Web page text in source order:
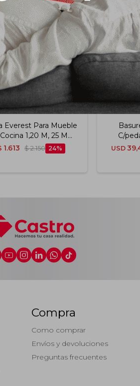
Everest Para Mueble
1,20 M, 25 Mm
Color: Carvalho
1.613 $ 2.150 24
C/
USD
    
Compra
Como comprar
Envíos y devoluciones
Preguntas frecuentes